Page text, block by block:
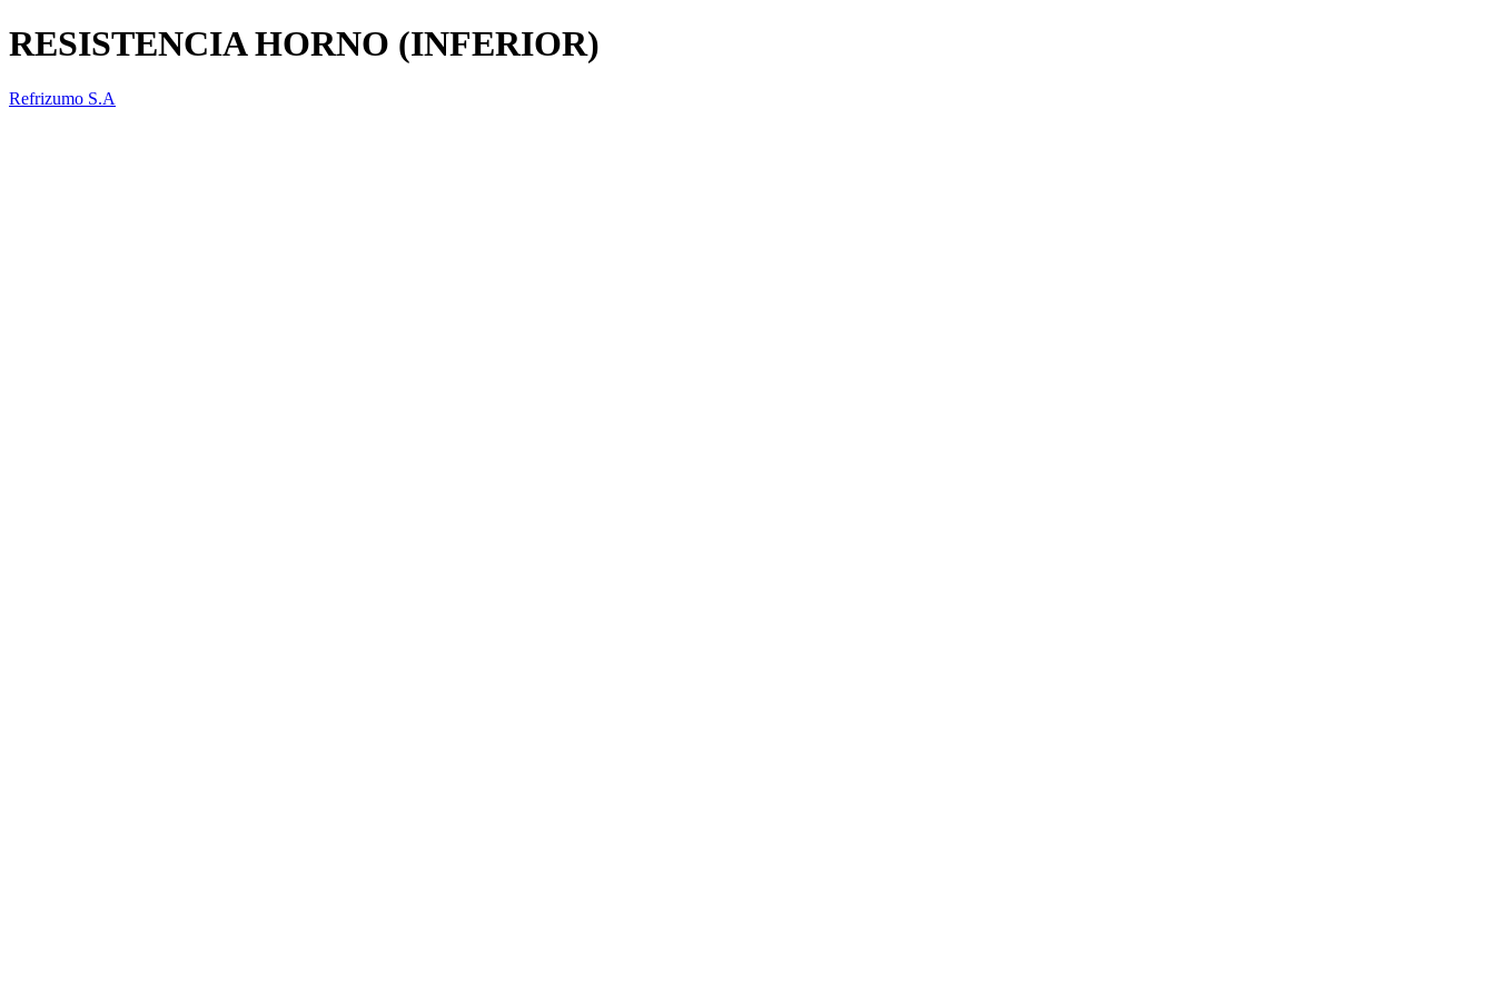
RESISTENCIA HORNO (INFERIOR)
Refrizumo S.A